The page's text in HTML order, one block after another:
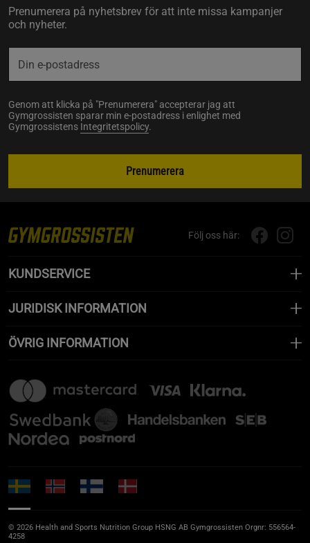
Prenumerera på nyhetsbrev för att inte missa kampanjer
och nyheter.
Genom att klicka på "Prenumerera" accepterar jag att
Gymgrossisten sparar min e-postadress i enlighet med
Gymgrossistens Integritetspolicy.
Prenumerera
Följ oss här:
KUNDSERVICE
JURIDISK INFORMATION
ÖVRIG INFORMATION
© 2026 Health and Sports Nutrition Group HSNG AB Gymgrossisten Orgnr: 556564-
4258